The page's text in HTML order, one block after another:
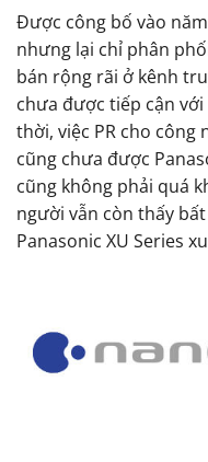
Được công bố vào
nhưng lại chỉ phân
bán rộng rãi ở kênh
chưa được tiếp cận
thời, việc PR cho công
cũng chưa được
cũng không phải quá
người vẫn còn thấy
Panasonic XU Series